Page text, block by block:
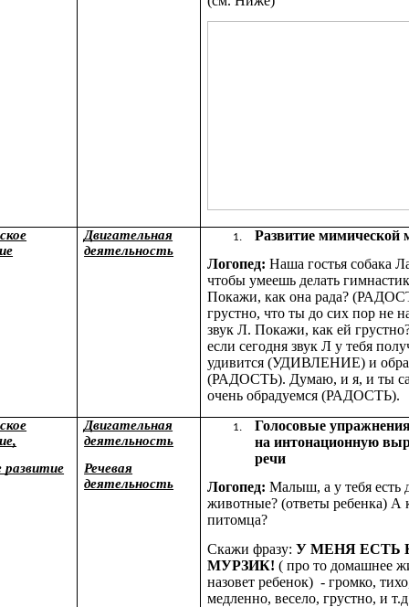
Двигательная
деятельность
Развитие мимической
Логопед: Наша гостья собака
чтобы умеешь делать
Покажи, как она рада?
грустно, что ты до сих пор не
звук Л. Покажи, как ей
если сегодня звук Л у тебя
удивится (УДИВЛЕНИЕ) и
(РАДОСТЬ). Думаю, и я, и ты
очень обрадуемся (РАДОСТЬ).
развитие
Двигательная
деятельность
Речевая
деятельность
Голосовые
на интонационную
речи
Логопед:Малыш, а у тебя есть
животные? (ответы ребенка) А
питомца?
Скажи фразу:У МЕНЯ ЕСТЬ
МУРЗИК! ( про то домашнее
назовет ребенок) - громко,
медленно, весело, грустно, и